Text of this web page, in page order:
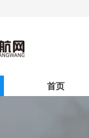
首页